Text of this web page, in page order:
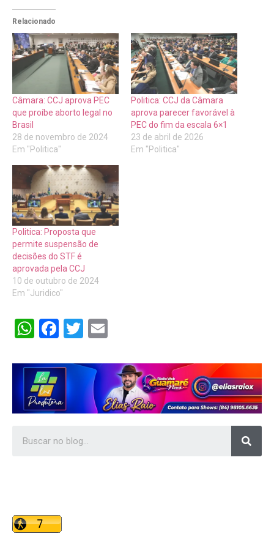
Relacionado
Câmara: CCJ aprova PEC
que proíbe aborto legal no
Brasil
28 de novembro de 2024
Em "Politica"
Politica: CCJ da Câmara
aprova parecer favorável à
PEC do fim da escala 6×1
23 de abril de 2026
Em "Politica"
Politica: Proposta que
permite suspensão de
decisões do STF é
aprovada pela CCJ
10 de outubro de 2024
Em "Juridico"
WhatsApp
Facebook
Twitter